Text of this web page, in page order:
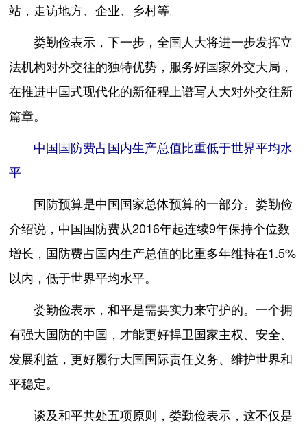
站，走访地方、企业、乡村等。
娄勤俭表示，下一步，全国人大将进一步发挥立
法机构对外交往的独特优势，服务好国家外交大局，
在推进中国式现代化的新征程上谱写人大对外交往新
篇章。
中国国防费占国内生产总值比重低于世界平均水
平
国防预算是中国国家总体预算的一部分。娄勤俭
介绍说，中国国防费从2016年起连续9年保持个位数
增长，国防费占国内生产总值的比重多年维持在1.5%
以内，低于世界平均水平。
娄勤俭表示，和平是需要实力来守护的。一个拥
有强大国防的中国，才能更好捍卫国家主权、安全、
发展利益，更好履行大国国际责任义务、维护世界和
平稳定。
谈及和平共处五项原则，娄勤俭表示，这不仅是